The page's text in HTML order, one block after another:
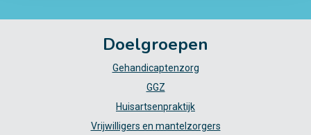
Doelgroepen
Gehandicaptenzorg
GGZ
Huisartsenpraktijk
Vrijwilligers en mantelzorgers